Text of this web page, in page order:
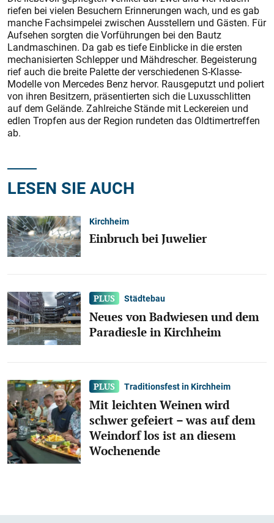
riefen bei vielen Besuchern Erinnerungen wach, und es gab
manche Fachsimpelei zwischen Ausstellern und Gästen. Für
Aufsehen sorgten die Vorführungen bei den Bautz
Landmaschinen. Da gab es tiefe Einblicke in die ersten
mechanisierten Schlepper und Mähdrescher. Begeisterung
rief auch die breite Palette der verschiedenen S-Klasse-
Modelle von Mercedes Benz hervor. Rausgeputzt und poliert
von ihren Besitzern, präsentierten sich die Luxusschlitten
auf dem Gelände. Zahlreiche Stände mit Leckereien und
edlen Tropfen aus der Region rundeten das Oldtimertreffen
ab.
LESEN SIE AUCH
Kirchheim
Einbruch bei Juwelier
Städtebau
Neues von Badwiesen und dem
Paradiesle in Kirchheim
Traditionsfest in Kirchheim
Mit leichten Weinen wird
schwer gefeiert – was auf dem
Weindorf los ist an diesem
Wochenende